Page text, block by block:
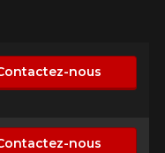
nous
nous